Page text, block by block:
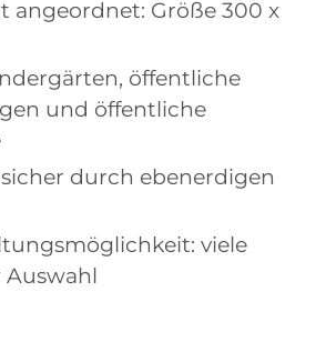
angeordnet: Größe 300 x
öffentliche
und öffentliche
durch ebenerdigen
viele
Auswahl